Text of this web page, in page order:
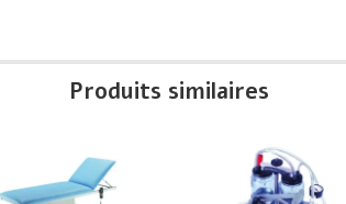
Produits similaires